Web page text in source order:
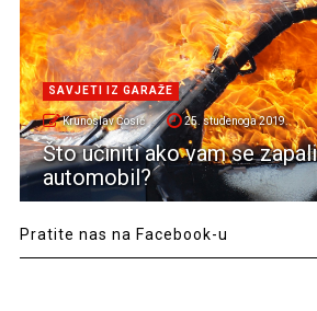
SAVJETI IZ GARAŽE
Krunoslav Ćosić 25. studenoga 2019.
Što učiniti ako vam se
automobil?
Pratite nas na Facebook-u